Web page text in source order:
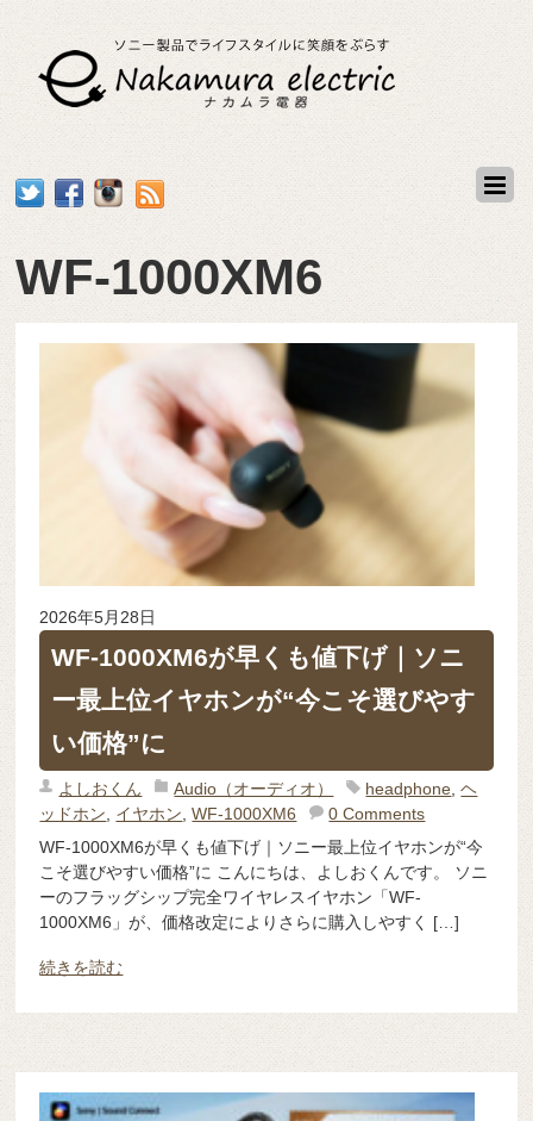
WF-1000XM6
2026年5月28日
WF-1000XM6が早くも値下げ｜ソニ
ー最上位イヤホンが“今こそ選びやす
い価格”に
よしおくん Audio（オーディオ） headphone,ヘ
ッドホン, イヤホン,WF-1000XM6
0 Comments
WF-1000XM6が早くも値下げ｜ソニー最上位イヤホンが“今
こそ選びやすい価格”に こんにちは、よしおくんです。 ソニ
ーのフラッグシップ完全ワイヤレスイヤホン「WF-
1000XM6」が、価格改定によりさらに購入しやすく […]
続きを読む